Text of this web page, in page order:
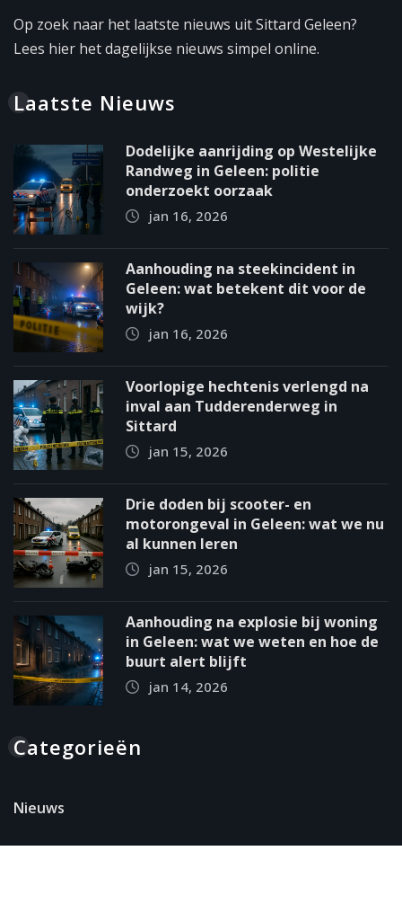
Op zoek naar het laatste nieuws uit Sittard Geleen?
Lees hier het dagelijkse nieuws simpel online.
Laatste Nieuws
Dodelijke aanrijding op Westelijke
Randweg in Geleen: politie
onderzoekt oorzaak
jan 16, 2026
Aanhouding na steekincident in
Geleen: wat betekent dit voor de
wijk?
jan 16, 2026
Voorlopige hechtenis verlengd na
inval aan Tudderenderweg in
Sittard
jan 15, 2026
Drie doden bij scooter- en
motorongeval in Geleen: wat we nu
al kunnen leren
jan 15, 2026
Aanhouding na explosie bij woning
in Geleen: wat we weten en hoe de
buurt alert blijft
jan 14, 2026
Categorieën
Nieuws